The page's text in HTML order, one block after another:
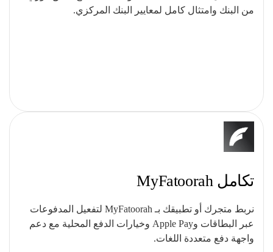
من البنك وامتثال كامل لمعايير البنك المركزي.
تكامل MyFatoorah
نربط متجرك أو تطبيقك بـ MyFatoorah لتفعيل المدفوعات
عبر البطاقات وApple Pay وخيارات الدفع المحلية مع دعم
واجهة دفع متعددة اللغات.